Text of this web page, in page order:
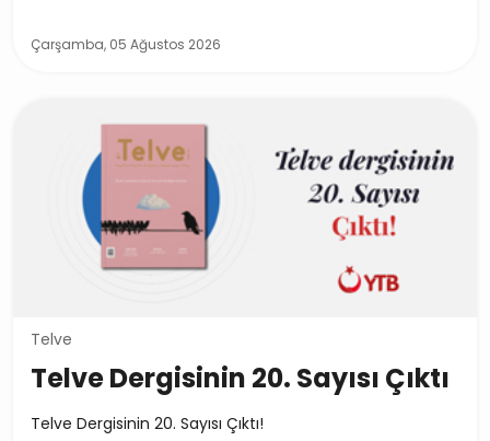
Çarşamba, 05 Ağustos 2026
Telve
Telve Dergisinin 20. Sayısı Çıktı
Telve Dergisinin 20. Sayısı Çıktı!